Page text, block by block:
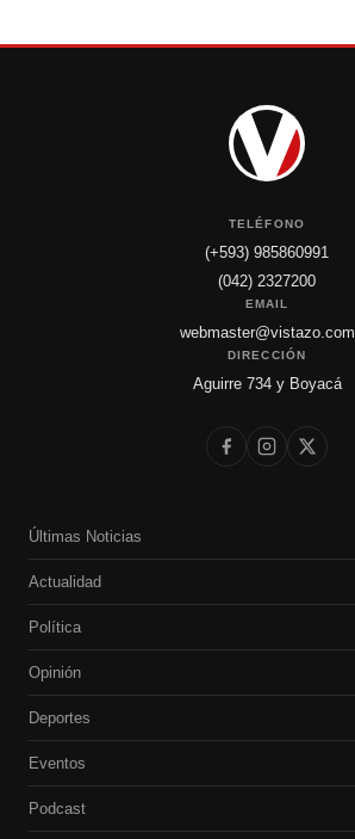
TELÉFONO
(+593) 985860991
(042) 2327200
EMAIL
webmaster@vistazo.com
DIRECCIÓN
Aguirre 734 y Boyacá
Últimas Noticias
Actualidad
Política
Opinión
Deportes
Eventos
Podcast